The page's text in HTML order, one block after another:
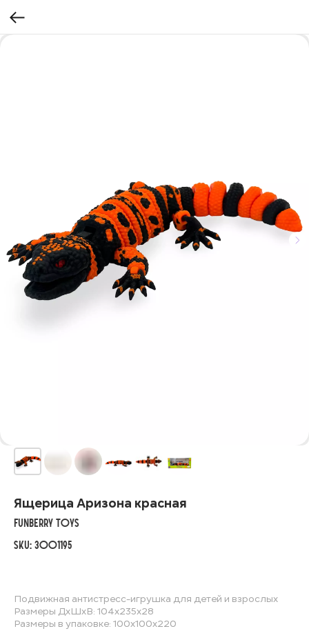
Ящерица Аризона красная
FunBerry Toys
SKU: 3001195
Подвижная антистресс-игрушка для детей и взрослых
Размеры ДхШхВ: 104х235х28
Размеры в упаковке: 100х100х220